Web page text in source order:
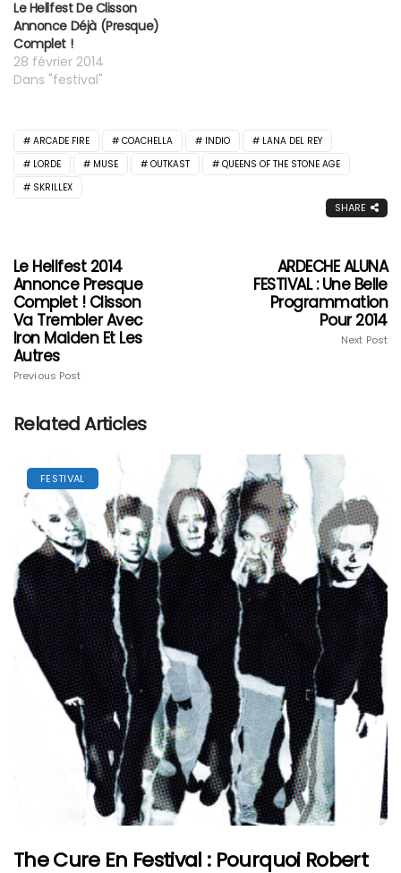
Le Hellfest De Clisson
Annonce Déjà (presque)
Complet !
28 février 2014
Dans "festival"
ARCADE FIRE COACHELLA INDIO
LANA DEL REY
LORDE
MUSE OUTKAST
QUEENS OF THE STONE AGE
SKRILLEX
SHARE
Le Hellfest 2014
Annonce Presque
Complet ! Clisson
Va Trembler Avec
Iron Maiden Et Les
Autres
Previous Post
ARDECHE ALUNA
FESTIVAL : Une Belle
Programmation
Pour 2014
Next Post
Related Articles
FESTIVAL
The Cure En Festival : Pourquoi Robert